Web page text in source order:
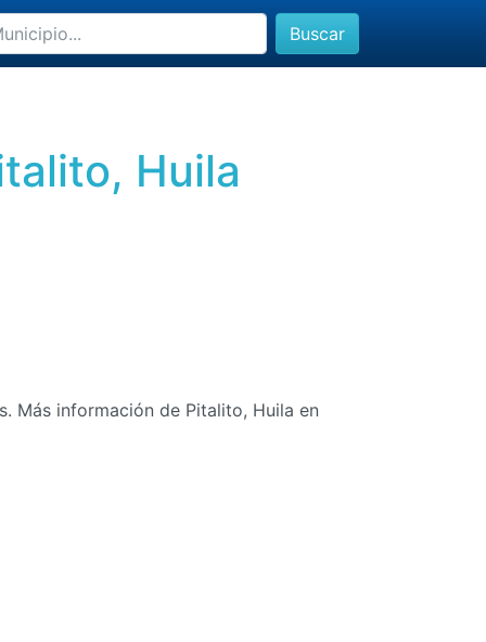
Buscar
Huila
Más información de Pitalito, Huila en